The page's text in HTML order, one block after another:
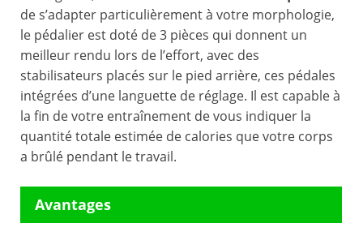
de s’adapter particulièrement à votre morphologie,
le pédalier est doté de 3 pièces qui donnent un
meilleur rendu lors de l’effort, avec des
stabilisateurs placés sur le pied arrière, ces pédales
intégrées d’une languette de réglage. Il est capable à
la fin de votre entraînement de vous indiquer la
quantité totale estimée de calories que votre corps
a brûlé pendant le travail.